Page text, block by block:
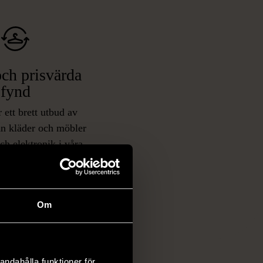
Om
prisvärda
fynd
ett brett utbud av
kläder och möbler
elektronik i våra
chansen att hitta
föremål som
vanliga butiker.